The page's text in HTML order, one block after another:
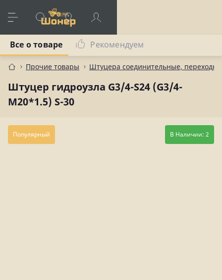
Прочие товары Штуцера соединительные,
Штуцер гидроузла G3/4-S24 (G3/4-
M20*1.5) S-30
Все о товаре Рекомендуем
Популярный В Наличии: 2